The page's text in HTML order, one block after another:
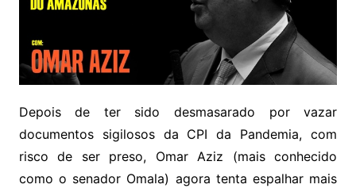
Depois de ter sido desmasarado por vazar
documentos sigilosos da CPI da Pandemia, com
risco de ser preso, Omar Aziz (mais conhecido
como o senador Omala) agora tenta espalhar mais